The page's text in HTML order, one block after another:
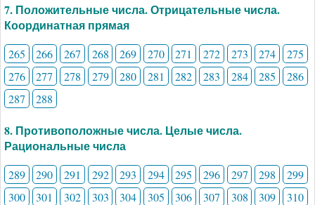
7. Положительные числа. Отрицательные числа.
Координатная прямая
265 266 267 268 269 270 271 272 273 274
275
276
277 278 279 280 281 282 283 284 285
286
287
288
8. Противоположные числа. Целые числа.
Рациональные числа
289 290 291 292 293 294 295 296 297 298
299
300
301 302 303 304 305 306 307 308 309
310